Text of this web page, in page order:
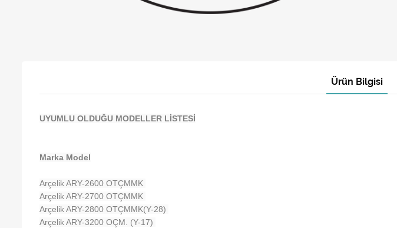
Ürün Bilgisi
UYUMLU OLDUĞU MODELLER LİSTESİ
Marka Model
Arçelik ARY-2600 OTÇMMK
Arçelik ARY-2700 OTÇMMK
Arçelik ARY-2800 OTÇMMK(Y-28)
Arçelik ARY-3200 OÇM. (Y-17)